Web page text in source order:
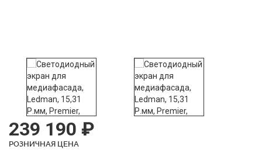
239 190 ₽
РОЗНИЧНАЯ ЦЕНА